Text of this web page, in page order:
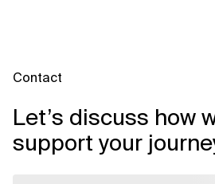
Contact
Let’s discuss how
support your